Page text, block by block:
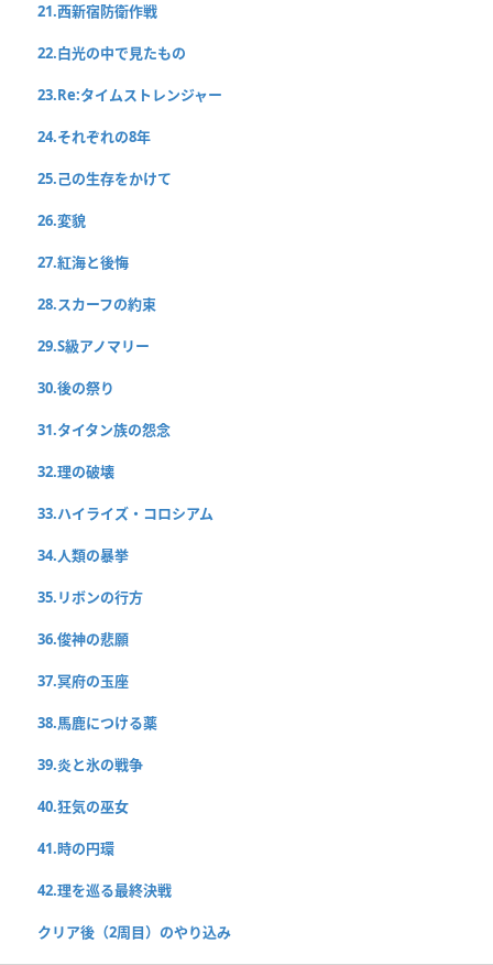
21.西新宿防衛作戦
22.白光の中で見たもの
23.Re:タイムストレンジャー
24.それぞれの8年
25.己の生存をかけて
26.変貌
27.紅海と後悔
28.スカーフの約束
29.S級アノマリー
30.後の祭り
31.タイタン族の怨念
32.理の破壊
33.ハイライズ・コロシアム
34.人類の暴挙
35.リボンの行方
36.俊神の悲願
37.冥府の玉座
38.馬鹿につける薬
39.炎と氷の戦争
40.狂気の巫女
41.時の円環
42.理を巡る最終決戦
クリア後（2周目）のやり込み